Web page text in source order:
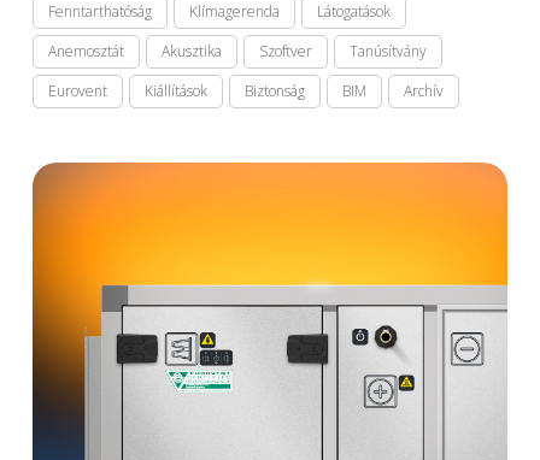
Fenntarthatóság
Klímagerenda
Látogatások
Anemosztát
Akusztika Szoftver
Tanúsítvány
Eurovent
Kiállítások Biztonság BIM Archív